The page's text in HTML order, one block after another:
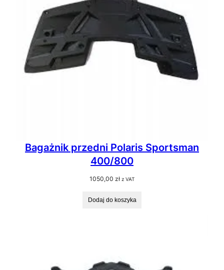
Bagażnik przedni Polaris Sportsman
400/800
1050,00 zł z VAT
Dodaj do koszyka